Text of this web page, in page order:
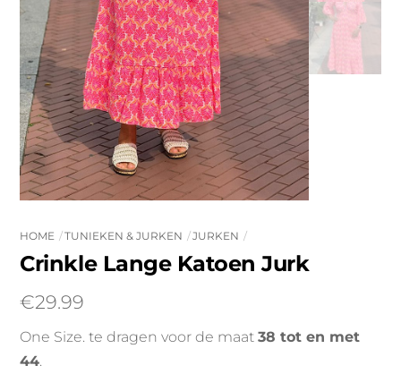
HOME TUNIEKEN & JURKEN JURKEN
Crinkle Lange Katoen Jurk
€29.99
One Size. te dragen voor de maat38 tot en met
44.